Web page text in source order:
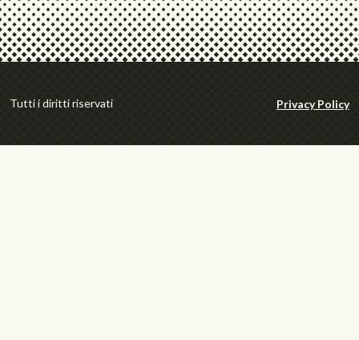
Tutti i diritti riservati Privacy Policy